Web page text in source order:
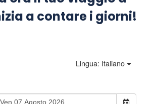
a contare i giorni!